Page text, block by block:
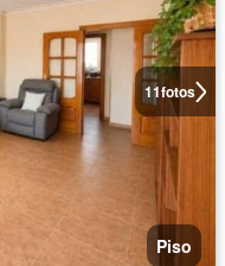
11fotos
Piso